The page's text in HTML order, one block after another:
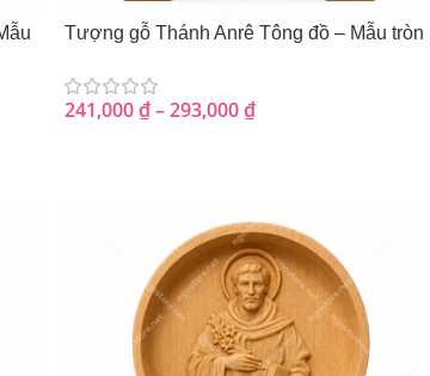
Tượng gỗ Thánh Anrê Tông đồ – Mẫu tròn
241,000₫–293,000₫